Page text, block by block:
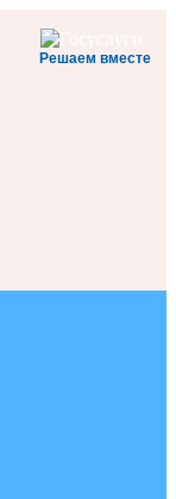
Решаем вместе